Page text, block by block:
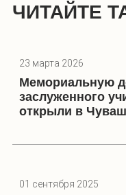
ЧИТАЙТЕ
23 марта 2026
Мемориальную
заслуженного
открыли в
01 сентября 2025